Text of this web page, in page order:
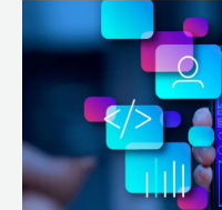
de
a
AWS?